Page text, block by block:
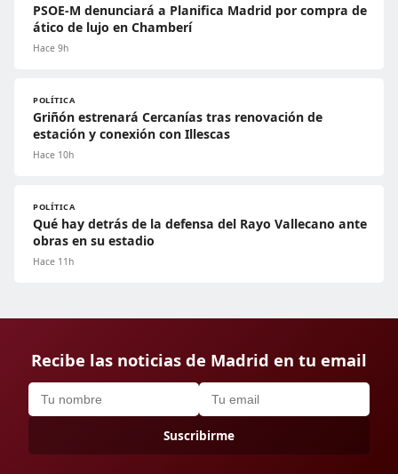
PSOE-M denunciará a Planifica Madrid por compra de
ático de lujo en Chamberí
Hace 9h
POLÍTICA
Griñón estrenará Cercanías tras renovación de
estación y conexión con Illescas
Hace 10h
POLÍTICA
Qué hay detrás de la defensa del Rayo Vallecano ante
obras en su estadio
Hace 11h
Recibe las noticias de Madrid en tu email
Suscribirme